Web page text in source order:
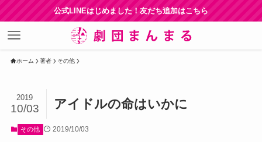
公式LINEはじめました！友だち追加はこちら
ホーム 著者 その他
アイドルの命はいかに
2019
10/03
その他 2019/10/03